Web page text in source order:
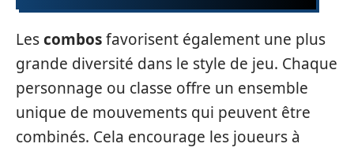
Lescombosfavorisent également une plus
grande diversité dans le style de jeu. Chaque
personnage ou classe offre un ensemble
unique de mouvements qui peuvent être
combinés. Cela encourage les joueurs à